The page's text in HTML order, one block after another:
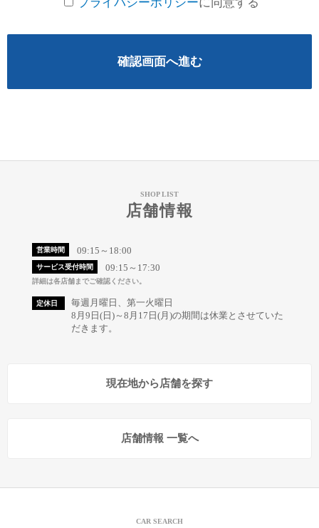
プライバシーポリシーに同意する
確認画面へ進む
SHOP LIST
店舗情報
営業時間 09:15～18:00
サービス受付時間 09:15～17:30
詳細は各店舗までご確認ください。
定休日
毎週月曜日、第一火曜日
8月9日(日)～8月17日(月)の期間は休業とさせていた
だきます。
現在地から店舗を探す
店舗情報 一覧へ
CAR SEARCH